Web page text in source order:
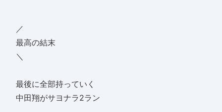
／
最高の結末
＼
最後に全部持っていく
中田翔がサヨナラ2ラン